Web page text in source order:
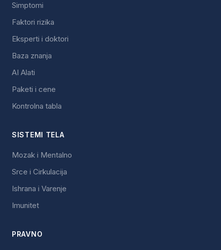
Simptomi
Faktori rizika
Eksperti i doktori
Baza znanja
AI Alati
Paketi i cene
Kontrolna tabla
SISTEMI TELA
Mozak i Mentalno
Srce i Cirkulacija
Ishrana i Varenje
Imunitet
PRAVNO